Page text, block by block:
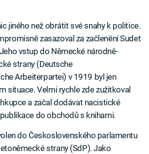
jiného než obrátit své snahy k politice.
zasazoval za začlenění Sudet
vstup do Německé národně-
strany (Deutsche
Arbeiterpartei) v 1919 byl jen
situace. Velmi rychle zde zužitkoval
a začal dodávat nacistické
do obchodů s knihami.
do Československého parlamentu
strany (SdP). Jako